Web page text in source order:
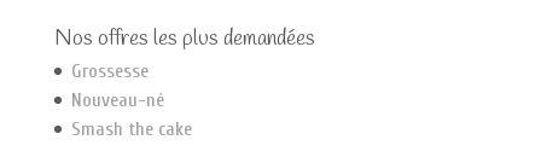
Nos offres les plus demandées
Grossesse
Nouveau-né
Smash the cake